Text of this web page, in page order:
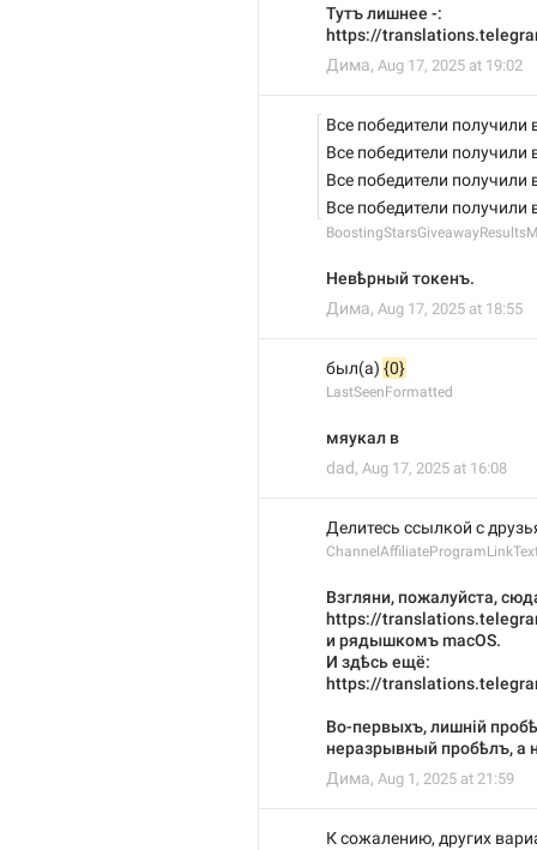
Тутъ лишнее -:
https://
Дима, Aug 17, 2025 at 19:02
Все победители
Все победители
Все победители
Все победители
Невѣрный токенъ.
Дима, Aug 17, 2025 at 18:55
был(а) {0}
LastSeenFormatted
мяукал в
dad, Aug 17, 2025 at 16:08
Делитесь ссылкой с
Взгляни, пожалуйста,
https://
и рядышкомъ macOS.
И здѣсь ещё:
https://
Во-первыхъ, лишній
неразрывный пробѣлъ, а
Дима, Aug 1, 2025 at 21:59
К сожалению, других